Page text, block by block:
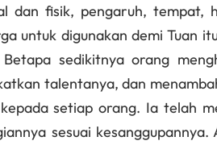
dan fisik, pengaruh, tempat,
untuk digunakan demi Tuan
sedikitnya orang
talentanya, dan
setiap orang. Ia telah
sesuai